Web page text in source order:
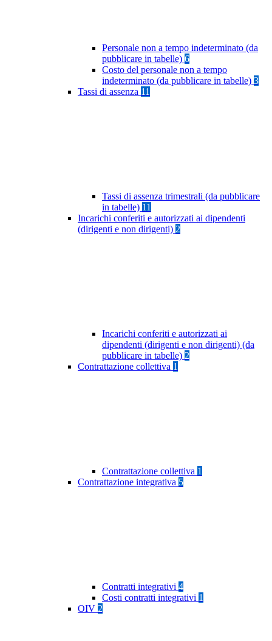
Personale non a tempo indeterminato (da
pubblicare in tabelle) 6
Costo del personale non a tempo
indeterminato (da pubblicare in tabelle) 3
Tassi di assenza 11
Tassi di assenza trimestrali (da pubblicare
in tabelle) 11
Incarichi conferiti e autorizzati ai dipendenti
(dirigenti e non dirigenti) 2
Incarichi conferiti e autorizzati ai
dipendenti (dirigenti e non dirigenti) (da
pubblicare in tabelle) 2
Contrattazione collettiva 1
Contrattazione collettiva 1
Contrattazione integrativa 5
Contratti integrativi 4
Costi contratti integrativi 1
OIV 2